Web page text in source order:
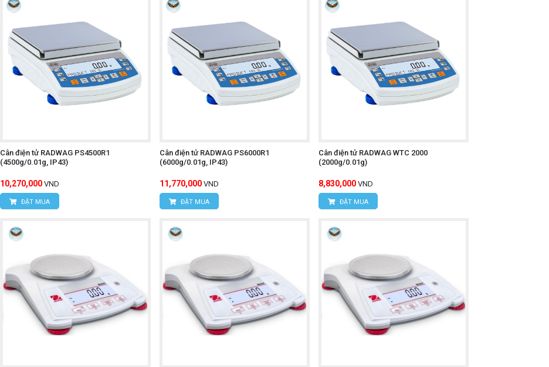
Cân điện tử RADWAG PS4500R1
(4500g/0.01g, IP43)
10,270,000 VND
ĐẶT MUA
Cân điện tử RADWAG PS6000R1
(6000g/0.01g, IP43)
11,770,000 VND
ĐẶT MUA
Cân điện tử RADWAG WTC 2000
(2000g/0.01g)
8,830,000 VND
ĐẶT MUA